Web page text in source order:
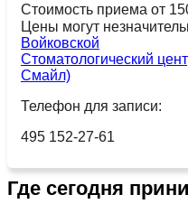
Стоимость приема от
Цены могут
Войковской
Стоматологический
Смайл)
Телефон для записи:
495 152-27-61
Где сегодня